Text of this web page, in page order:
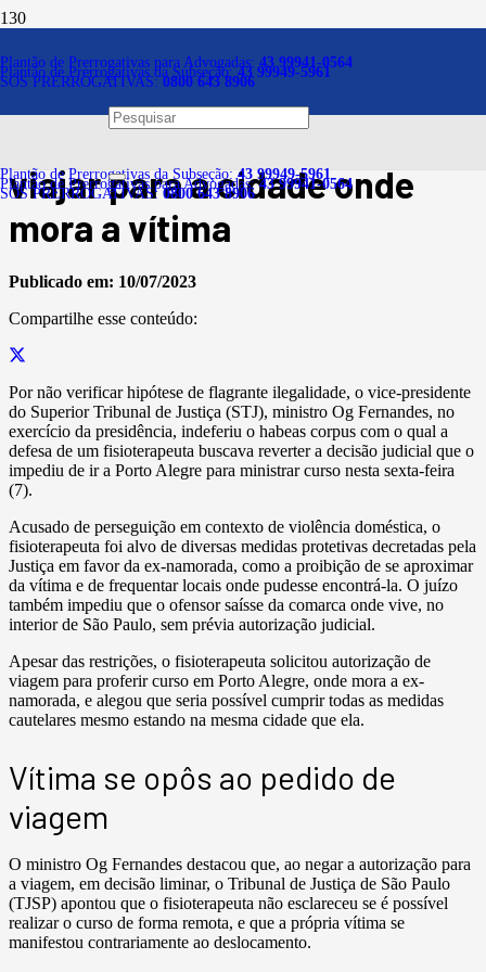
Plantão de Prerrogativas para Advogadas: 43 99941-0564
Plantão de Prerrogativas da Subseção:43 99949-5961
SOS PRERROGATIVAS:0800 643 8906
Plantão de Prerrogativas da Subseção:43 99949-5961
Plantão de Prerrogativas para Advogadas:43 99941-0564
SOS PRERROGATIVAS:0800 643 8906
Alvo de medida protetiva,
fisioterapeuta não pode
viajar para a cidade onde
mora a vítima
Publicado em: 10/07/2023
Compartilhe esse conteúdo:
Por não verificar hipótese de flagrante ilegalidade, o vice-presidente
do Superior Tribunal de Justiça (STJ), ministro Og Fernandes, no
exercício da presidência, indeferiu o habeas corpus com o qual a
defesa de um fisioterapeuta buscava reverter a decisão judicial que o
impediu de ir a Porto Alegre para ministrar curso nesta sexta-feira
(7).
Acusado de perseguição em contexto de violência doméstica, o
fisioterapeuta foi alvo de diversas medidas protetivas decretadas pela
Justiça em favor da ex-namorada, como a proibição de se aproximar
da vítima e de frequentar locais onde pudesse encontrá-la. O juízo
também impediu que o ofensor saísse da comarca onde vive, no
interior de São Paulo, sem prévia autorização judicial.
Apesar das restrições, o fisioterapeuta solicitou autorização de
viagem para proferir curso em Porto Alegre, onde mora a ex-
namorada, e alegou que seria possível cumprir todas as medidas
cautelares mesmo estando na mesma cidade que ela.
Vítima se opôs ao pedido de
viagem
O ministro Og Fernandes destacou que, ao negar a autorização para
a viagem, em decisão liminar, o Tribunal de Justiça de São Paulo
(TJSP) apontou que o fisioterapeuta não esclareceu se é possível
realizar o curso de forma remota, e que a própria vítima se
manifestou contrariamente ao deslocamento.